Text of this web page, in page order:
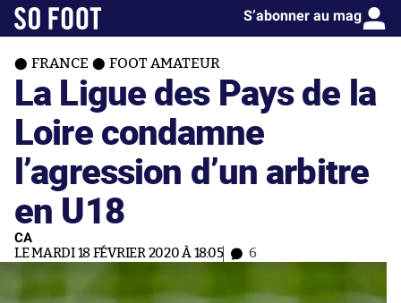
S’abonner au mag
FRANCE FOOT AMATEUR
La Ligue des Pays de la
Loire condamne
l’agression d’un arbitre
en U18
CA
LE MARDI 18 FÉVRIER 2020 À 18:05 6